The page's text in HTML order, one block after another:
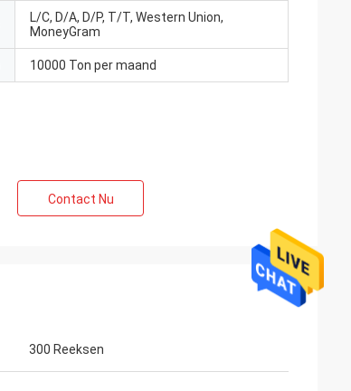
L/C, D/A, D/P, T/T, Western Union,
MoneyGram
10000 Ton per maand
Contact Nu
300 Reeksen